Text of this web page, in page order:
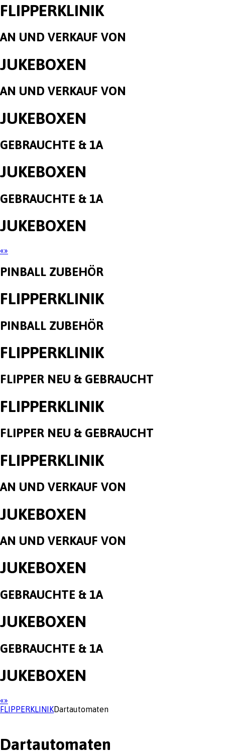
FLIPPERKLINIK
AN UND VERKAUF VON
JUKEBOXEN
AN UND VERKAUF VON
JUKEBOXEN
GEBRAUCHTE & 1A
JUKEBOXEN
GEBRAUCHTE & 1A
JUKEBOXEN
«»
PINBALL ZUBEHÖR
FLIPPERKLINIK
PINBALL ZUBEHÖR
FLIPPERKLINIK
FLIPPER NEU & GEBRAUCHT
FLIPPERKLINIK
FLIPPER NEU & GEBRAUCHT
FLIPPERKLINIK
AN UND VERKAUF VON
JUKEBOXEN
AN UND VERKAUF VON
JUKEBOXEN
GEBRAUCHTE & 1A
JUKEBOXEN
GEBRAUCHTE & 1A
JUKEBOXEN
«»
FLIPPERKLINIKDartautomaten
Dartautomaten